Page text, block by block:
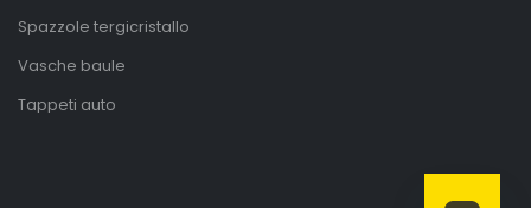
Spazzole tergicristallo
Vasche baule
Tappeti auto